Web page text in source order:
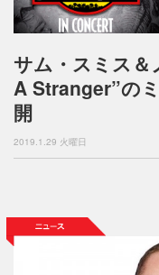
サム・スミス
A Stranger”の
開
2019.1.29 火曜日